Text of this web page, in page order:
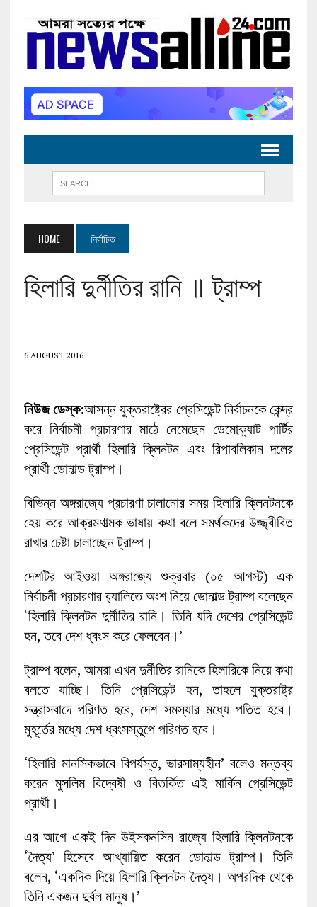
HOME নির্বাচিত
হিলারি দুর্নীতির রানি ॥ ট্রাম্প
6 AUGUST 2016
নিউজ ডেস্ক:আসন্ন যুক্তরাষ্ট্রের প্রেসিডেন্ট নির্বাচনকে কেন্দ্র
করে নির্বাচনী প্রচারণার মাঠে নেমেছেন ডেমোক্র্যাট পার্টির
প্রেসিডেন্ট প্রার্থী হিলারি ক্লিনটন এবং রিপাবলিকান দলের
প্রার্থী ডোনাল্ড ট্রাম্প।
বিভিন্ন অঙ্গরাজ্যে প্রচারণা চালানোর সময় হিলারি ক্লিনটনকে
হেয় করে আক্রমণাত্মক ভাষায় কথা বলে সমর্থকদের উজ্জ্বীবিত
রাখার চেষ্টা চালাচ্ছেন ট্রাম্প।
দেশটির আইওয়া অঙ্গরাজ্যে শুক্রবার (০৫ আগস্ট) এক
নির্বাচনী প্রচারণ‍ার র‌্যালিতে অংশ নিয়ে ডোনাল্ড ট্রাম্প বলেছেন
‘হিলারি ক্লিনটন দুর্নীতির রানি। তিনি যদি দেশের প্রেসিডেন্ট
হন, তবে দেশ ধ্বংস করে ফেলবেন।’
ট্রাম্প বলেন, আমরা এখন দুর্নীতির রানিকে হিলারিকে নিয়ে কথা
বলতে যাচ্ছি। তিনি প্রেসিডেন্ট হন, তাহলে যুক্তরাষ্ট্র
সন্ত্রাসবাদে পরিণত হবে, দেশ সমস্যার মধ্যে পতিত হবে।
মুহূর্তের মধ্যে দেশ ধ্বংসস্তুপে পরিণত হবে।
‘হিলারি মানসিকভাবে বিপর্যস্ত, ভারসাম্যহীন’ বলেও মন্তব্য
করেন মুসলিম বিদ্বেষী ও বিতর্কিত এই মার্কিন প্রেসিডেন্ট
প্রার্থী।
এর আগে একই দিন উইসকনসিন রাজ্যে হিলারি ক্লিনটনকে
‘দৈত্য’ হিসেবে আখ্যায়িত করেন ডোনাল্ড ট্রাম্প। তিনি
বলেন, ‘একদিক দিয়ে হিলারি ক্লিনটন দৈত্য। অপরদিক থেকে
তিনি একজন দুর্বল মানুষ।’